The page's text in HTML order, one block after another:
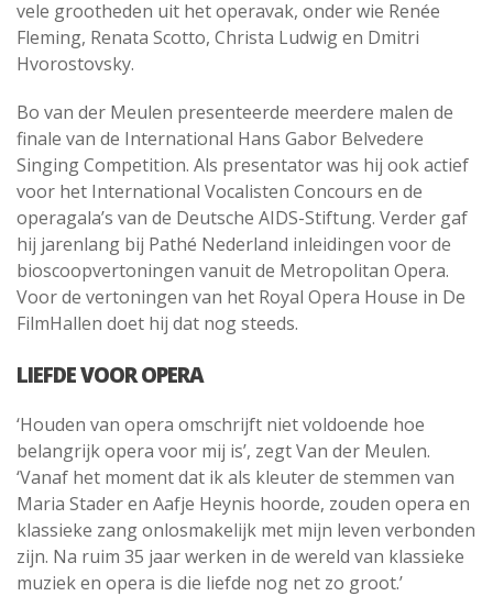
vele grootheden uit het operavak, onder wie Renée
Fleming, Renata Scotto, Christa Ludwig en Dmitri
Hvorostovsky.
Bo van der Meulen presenteerde meerdere malen de
finale van de International Hans Gabor Belvedere
Singing Competition. Als presentator was hij ook actief
voor het International Vocalisten Concours en de
operagala’s van de Deutsche AIDS-Stiftung. Verder gaf
hij jarenlang bij Pathé Nederland inleidingen voor de
bioscoopvertoningen vanuit de Metropolitan Opera.
Voor de vertoningen van het Royal Opera House in De
FilmHallen doet hij dat nog steeds.
LIEFDE VOOR OPERA
‘Houden van opera omschrijft niet voldoende hoe
belangrijk opera voor mij is’, zegt Van der Meulen.
‘Vanaf het moment dat ik als kleuter de stemmen van
Maria Stader en Aafje Heynis hoorde, zouden opera en
klassieke zang onlosmakelijk met mijn leven verbonden
zijn. Na ruim 35 jaar werken in de wereld van klassieke
muziek en opera is die liefde nog net zo groot.’